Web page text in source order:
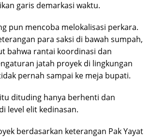
garis demarkasi waktu.
pun mencoba melokalisasi perkara.
para saksi di bawah sumpah,
bahwa rantai koordinasi dan
jatah proyek di lingkungan
pernah sampai ke meja bupati.
dituding hanya berhenti dan
level elit kedinasan.
berdasarkan keterangan Pak Yayat